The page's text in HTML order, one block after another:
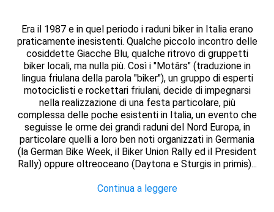
Era il 1987 e in quel periodo i raduni biker in Italia erano
praticamente inesistenti. Qualche piccolo incontro delle
cosiddette Giacche Blu, qualche ritrovo di gruppetti
biker locali, ma nulla più. Così i "Motârs" (traduzione in
lingua friulana della parola "biker"), un gruppo di esperti
motociclisti e rockettari friulani, decide di impegnarsi
nella realizzazione di una festa particolare, più
complessa delle poche esistenti in Italia, un evento che
seguisse le orme dei grandi raduni del Nord Europa, in
particolare quelli a loro ben noti organizzati in Germania
(la German Bike Week, il Biker Union Rally ed il President
Rally) oppure oltreoceano (Daytona e Sturgis in primis)...
Continua a leggere